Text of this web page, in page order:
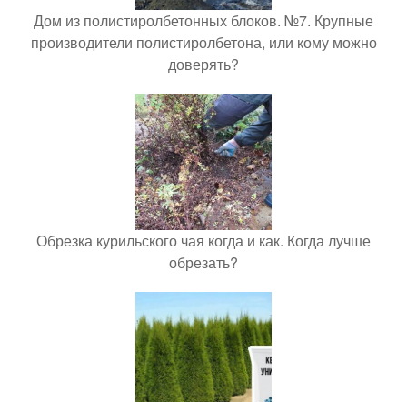
Дом из полистиролбетонных блоков. №7. Крупные
производители полистиролбетона, или кому можно
доверять?
Обрезка курильского чая когда и как. Когда лучше
обрезать?